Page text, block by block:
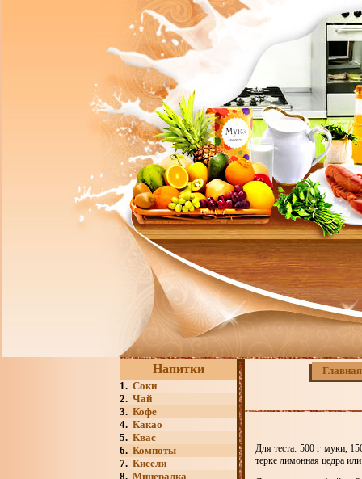
Напитки
1. Соки
2. Чай
3. Кофе
4. Какао
5. Квас
6. Компоты
7. Кисели
8. Минералка
Главная
Для теста: 500 г муки,
терке лимонная цедра